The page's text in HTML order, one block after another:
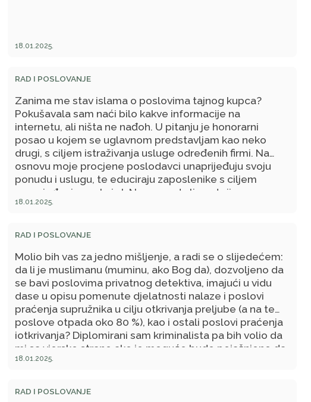
18.01.2025.
RAD I POSLOVANJE
Zanima me stav islama o poslovima tajnog kupca?
Pokušavala sam naći bilo kakve informacije na
internetu, ali ništa ne nađoh. U pitanju je honorarni
posao u kojem se uglavnom predstavljam kao neko
drugi, s ciljem istraživanja usluge određenih firmi. Na
osnovu moje procjene poslodavci unaprijeđuju svoju
ponudu i uslugu, te educiraju zaposlenike s ciljem
unaprjeđenja posla i sl. Ne znam da li postoji
mogućnost da neko zbog moje procjene ostane bez
dam povratnu informaciju tačno onako kako se stvari
posao ispravno i pošteno, kao i ja sama, ne bi trebalo da
bude problema. Naravno, to ne umanjuje moju
zabrinutost da li je moja zarada od tog posla halal, pa
molim da mi odgovorite. Unaprijed hvala!
18.01.2025.
RAD I POSLOVANJE
Molio bih vas za jedno mišljenje, a radi se o slijedećem:
da li je muslimanu (muminu, ako Bog da), dozvoljeno da
se bavi poslovima privatnog detektiva, imajući u vidu
dase u opisu pomenute djelatnosti nalaze i poslovi
praćenja supružnika u cilju otkrivanja preljube (a na te
poslove otpada oko 80 %), kao i ostali poslovi praćenja
iotkrivanja? Diplomirani sam kriminalista pa bih volio da
mi sa vjerske strane ako je moguće bude pojašnjeno da
li je todozvoljeno, odnosno da li je mekruh, muhab
18.01.2025.
RAD I POSLOVANJE